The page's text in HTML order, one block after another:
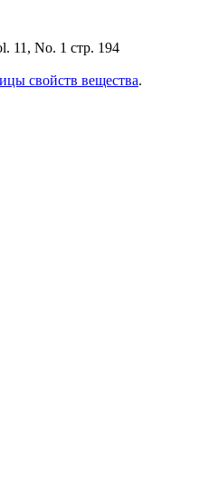
11, No. 1 стр. 194
свойств вещества.